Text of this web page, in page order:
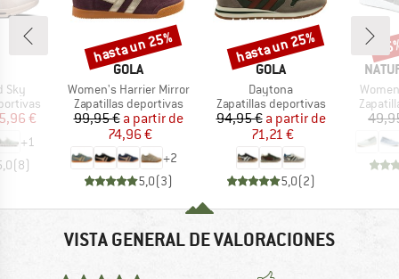
Sky
reducido
€
+1
(8)
MARCA
GOLA
Artículo
Women's Harrier Mirror
Product group
Zapatillas deportivas
Precio
99,95 € Precio reducido
a partir de
74,96 €
+2
5,0(3)
Descuento
hasta un 25%
MARCA
GOLA
Artículo
Daytona
Product group
Zapatillas deportivas
Precio
94,95 € Precio reducido
a partir de
71,21 €
5,0(2)
Descuento
hasta un 25%
Artículo
VISTA GENERAL DE VALORACIONES